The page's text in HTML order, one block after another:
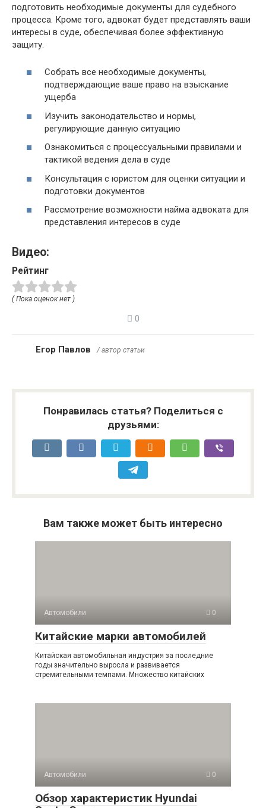
подготовить необходимые документы для судебного
процесса. Кроме того, адвокат будет представлять ваши
интересы в суде, обеспечивая более эффективную
защиту.
Собрать все необходимые документы,
подтверждающие ваше право на взыскание
ущерба
Изучить законодательство и нормы,
регулирующие данную ситуацию
Ознакомиться с процессуальными правилами и
тактикой ведения дела в суде
Консультация с юристом для оценки ситуации и
подготовки документов
Рассмотрение возможности найма адвоката для
представления интересов в суде
Видео:
Рейтинг
( Пока оценок нет )
0
Егор Павлов / автор статьи
Понравилась статья? Поделиться с
друзьями:
Вам также может быть интересно
Автомобили 0
Китайские марки автомобилей
Китайская автомобильная индустрия за последние
годы значительно выросла и развивается
стремительными темпами. Множество китайских
Автомобили 0
Обзор характеристик Hyundai